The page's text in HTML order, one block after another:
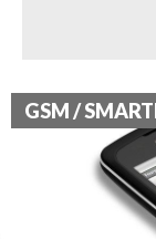
GSM /